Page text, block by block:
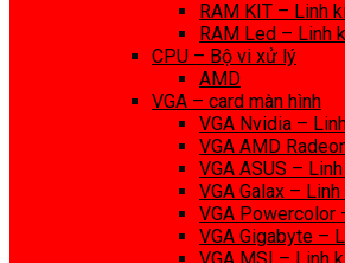
RAM KIT – Linh
RAM Led – Linh
CPU – Bộ vi xử lý
AMD
VGA – card màn hình
VGA Nvidia –
VGA AMD
VGA ASUS –
VGA Galax –
VGA Powercolor
VGA Gigabyte –